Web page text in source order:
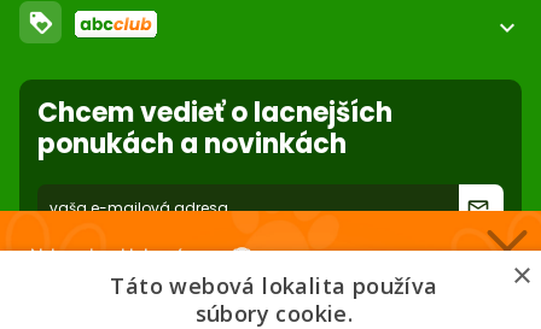
O nás
Nastavenia súborov cookie
Dodacie podmienky
Reklamácie
Ochrana osobných údajov
loyalty expand_more
Použite body a nakupujte lacnejšie!
Viac info
Chcem vedieť o lacnejších
ponukách a novinkách
forward_to_inbox
* Zadaním e-mailu súhlasíte so spracovaním osobných údajov na účely
Nakupuj za klubové ceny 🏆
Nižšie ceny na vybrané produkty. 2 % cashback. Členstvo zadarmo.
×
Táto webová lokalita používa
súbory cookie.